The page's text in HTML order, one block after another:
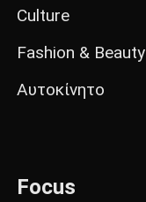
Culture
Fashion & Beauty
Αυτοκίνητο
Focus